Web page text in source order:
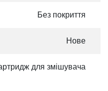
Без покриття
Нове
для змішувача